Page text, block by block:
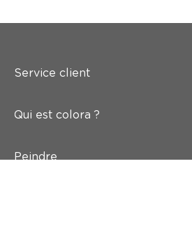
Service client
Qui est colora ?
Peindre